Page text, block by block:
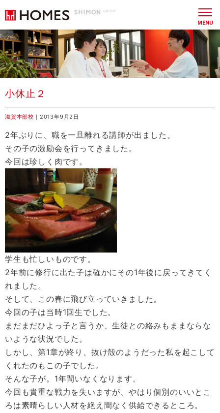
MENU
小休止２
滋賀本部校 ｜2013年9月2日
2年ぶりに、職を一旦離れる講師が出ました。
その子の激励会を行ってきました。
今回は珍しく肉です。
学生も忙しいものです。
2年前に修行に出た子は確かにその1年後に戻ってきてく
れました。
そして、この春に飛び立っていきました。
今回の子は当時1回生でした。
まだまだひよっ子と言うか、生徒との絡みもままならな
いような状況でした。
しかし、第1章が終り、抜け殻のようだった私を起こして
くれたのもこの子でした。
そんな子が。1年間いなくなります。
今回も貴重な戦力を失いますが、やはり個別のいいとこ
ろは素晴らしい人材を絶え間なく供給できるところ。